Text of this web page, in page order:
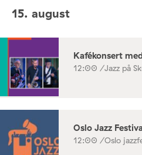
15. august
Kafékonsert
12:00 /Jazz på
Oslo Jazz
12:00 /Oslo